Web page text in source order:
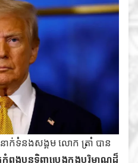
ាក់ទំនងសង្គម លោក ត្រាំ បាន
កំពុងបន្តទិញប្រេងក្នុងបរិមាណដ៏